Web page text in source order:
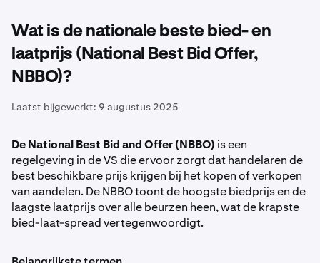
Wat is de nationale beste bied- en
laatprijs (National Best Bid Offer,
NBBO)?
Laatst bijgewerkt: 9 augustus 2025
De National Best Bid and Offer (NBBO) is een
regelgeving in de VS die ervoor zorgt dat handelaren de
best beschikbare prijs krijgen bij het kopen of verkopen
van aandelen. De NBBO toont de hoogste biedprijs en de
laagste laatprijs over alle beurzen heen, wat de krapste
bied-laat-spread vertegenwoordigt.